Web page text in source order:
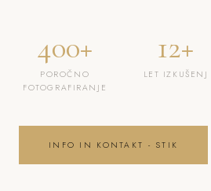
400+
POROČNO
FOTOGRAFIRANJE
12+
LET IZKUŠENJ
INFO IN KONTAKT - STIK